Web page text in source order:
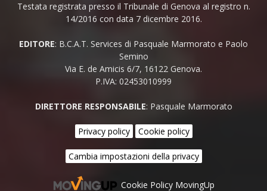
Testata registrata presso il Tribunale di Genova al registro n.
14/2016 con data 7 dicembre 2016.
EDITORE: B.C.A.T. Services di Pasquale Marmorato e Paolo
Semino
Via E. de Amicis 6/7, 16122 Genova.
P.IVA: 02453010999
DIRETTORE RESPONSABILE: Pasquale Marmorato
Privacy policy Cookie policy
Cambia impostazioni della privacy
Cookie Policy MovingUp